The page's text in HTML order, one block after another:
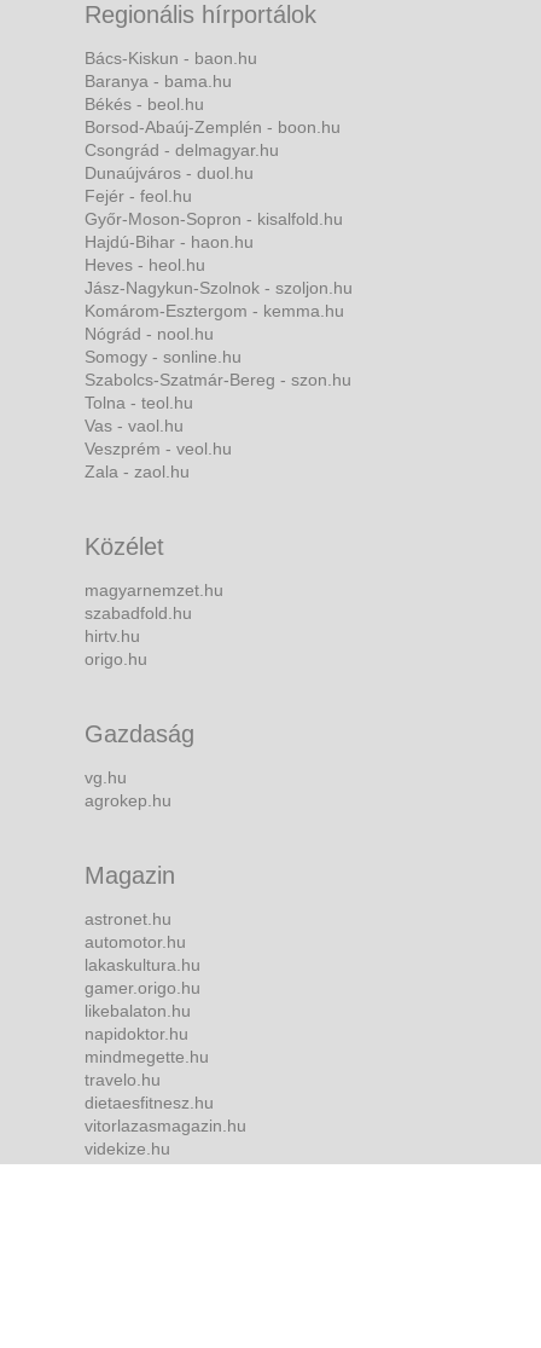
Regionális hírportálok
Bács-Kiskun - baon.hu
Baranya - bama.hu
Békés - beol.hu
Borsod-Abaúj-Zemplén - boon.hu
Csongrád - delmagyar.hu
Dunaújváros - duol.hu
Fejér - feol.hu
Győr-Moson-Sopron - kisalfold.hu
Hajdú-Bihar - haon.hu
Heves - heol.hu
Jász-Nagykun-Szolnok - szoljon.hu
Komárom-Esztergom - kemma.hu
Nógrád - nool.hu
Somogy - sonline.hu
Szabolcs-Szatmár-Bereg - szon.hu
Tolna - teol.hu
Vas - vaol.hu
Veszprém - veol.hu
Zala - zaol.hu
Közélet
magyarnemzet.hu
szabadfold.hu
hirtv.hu
origo.hu
Gazdaság
vg.hu
agrokep.hu
Magazin
astronet.hu
automotor.hu
lakaskultura.hu
gamer.origo.hu
likebalaton.hu
napidoktor.hu
mindmegette.hu
travelo.hu
dietaesfitnesz.hu
vitorlazasmagazin.hu
videkize.hu